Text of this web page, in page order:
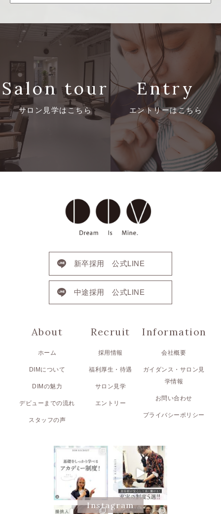
Charm DIMが選ばれる理由
Recruit 採用情報
Contact
種
エ
リ
ア
別
Salon tour
サロン見学はこちら
Entry
エントリーはこちら
新卒採用 公式LINE
中途採用 公式LINE
About
ホーム
DIMについて
DIMの魅力
デビューまでの流れ
スタッフの声
Recruit
採用情報
福利厚生・待遇
サロン見学
エントリー
Information
会社概要
ガイダンス・サロン見
学情報
お問い合わせ
プライバシーポリシー
Instagram